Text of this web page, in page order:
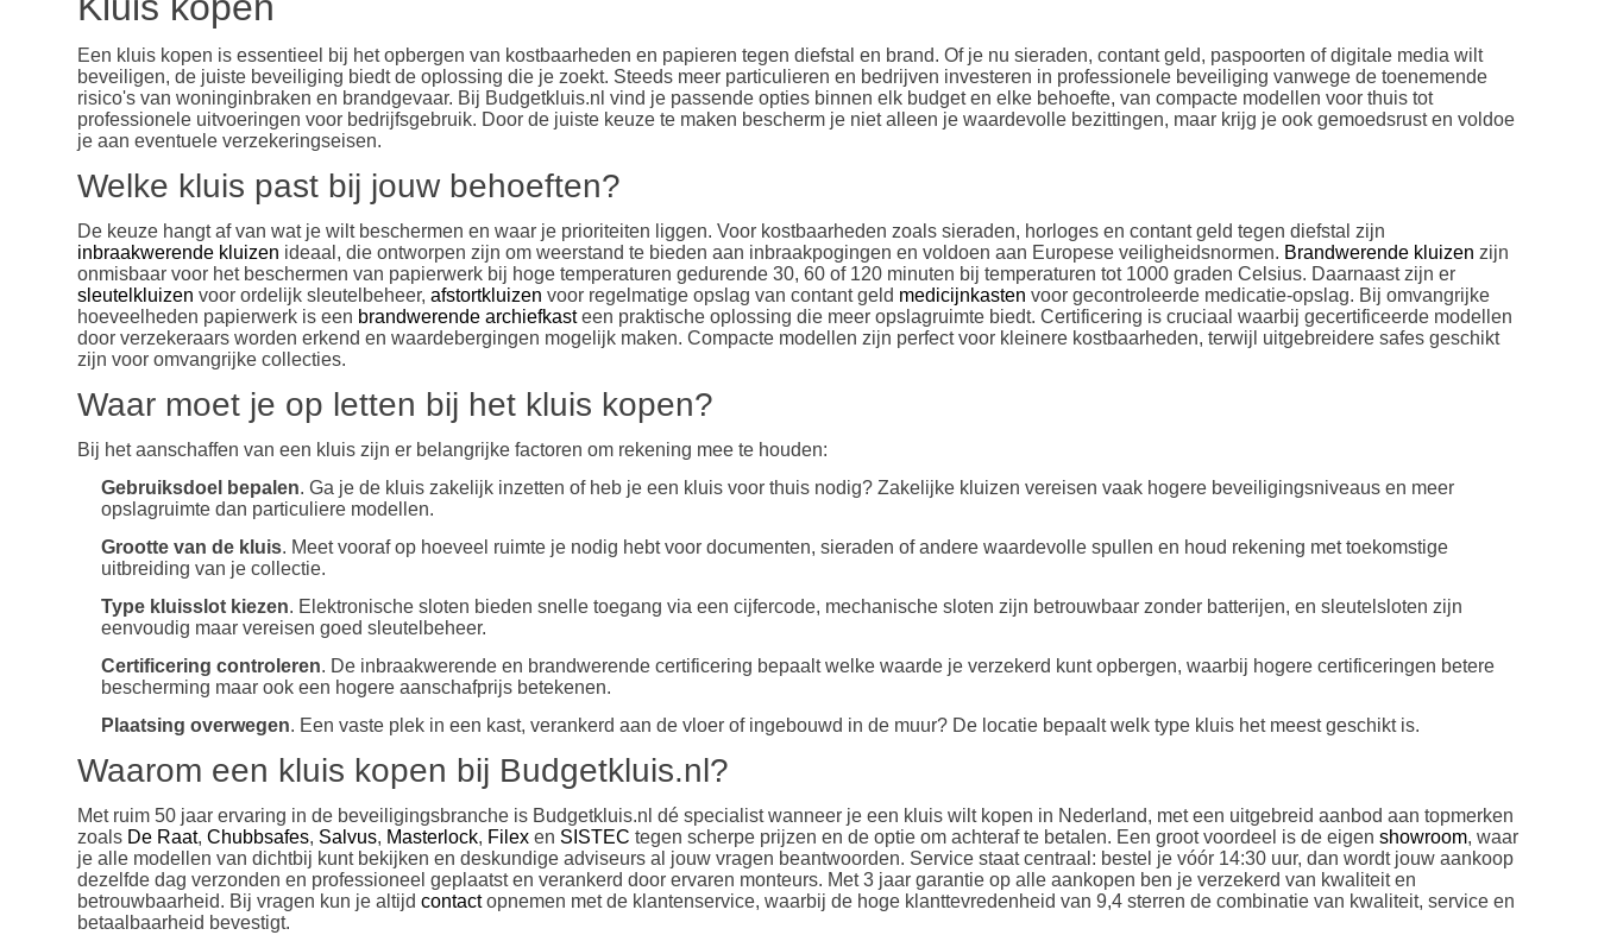
Een kluis kopen is essentieel bij het opbergen van kostbaarheden en papieren tegen diefstal en brand. Of je nu sieraden, contant geld, paspoorten of digitale media wilt
beveiligen, de juiste beveiliging biedt de oplossing die je zoekt. Steeds meer particulieren en bedrijven investeren in professionele beveiliging vanwege de toenemende
risico's van woninginbraken en brandgevaar. Bij Budgetkluis.nl vind je passende opties binnen elk budget en elke behoefte, van compacte modellen voor thuis tot
professionele uitvoeringen voor bedrijfsgebruik. Door de juiste keuze te maken bescherm je niet alleen je waardevolle bezittingen, maar krijg je ook gemoedsrust en voldoe
je aan eventuele verzekeringseisen.
Welke kluis past bij jouw behoeften?
De keuze hangt af van wat je wilt beschermen en waar je prioriteiten liggen. Voor kostbaarheden zoals sieraden, horloges en contant geld tegen diefstal zijn
inbraakwerende kluizen ideaal, die ontworpen zijn om weerstand te bieden aan inbraakpogingen en voldoen aan Europese veiligheidsnormen. Brandwerende kluizen zijn
onmisbaar voor het beschermen van papierwerk bij hoge temperaturen gedurende 30, 60 of 120 minuten bij temperaturen tot 1000 graden Celsius. Daarnaast zijn er
sleutelkluizen voor ordelijk sleutelbeheer, afstortkluizen voor regelmatige opslag van contant geld medicijnkasten voor gecontroleerde medicatie-opslag. Bij omvangrijke
hoeveelheden papierwerk is een brandwerende archiefkasteen praktische oplossing die meer opslagruimte biedt. Certificering is cruciaal waarbij gecertificeerde modellen
door verzekeraars worden erkend en waardebergingen mogelijk maken. Compacte modellen zijn perfect voor kleinere kostbaarheden, terwijl uitgebreidere safes geschikt
zijn voor omvangrijke collecties.
Waar moet je op letten bij het kluis kopen?
Bij het aanschaffen van een kluis zijn er belangrijke factoren om rekening mee te houden:
Gebruiksdoel bepalen. Ga je de kluis zakelijk inzetten of heb je een kluis voor thuis nodig? Zakelijke kluizen vereisen vaak hogere beveiligingsniveaus en meer
opslagruimte dan particuliere modellen.
Grootte van de kluis. Meet vooraf op hoeveel ruimte je nodig hebt voor documenten, sieraden of andere waardevolle spullen en houd rekening met toekomstige
uitbreiding van je collectie.
Type kluisslot kiezen. Elektronische sloten bieden snelle toegang via een cijfercode, mechanische sloten zijn betrouwbaar zonder batterijen, en sleutelsloten zijn
eenvoudig maar vereisen goed sleutelbeheer.
Certificering controleren. De inbraakwerende en brandwerende certificering bepaalt welke waarde je verzekerd kunt opbergen, waarbij hogere certificeringen betere
bescherming maar ook een hogere aanschafprijs betekenen.
Plaatsing overwegen. Een vaste plek in een kast, verankerd aan de vloer of ingebouwd in de muur? De locatie bepaalt welk type kluis het meest geschikt is.
Waarom een kluis kopen bij Budgetkluis.nl?
Met ruim 50 jaar ervaring in de beveiligingsbranche is Budgetkluis.nl dé specialist wanneer je een kluis wilt kopen in Nederland, met een uitgebreid aanbod aan topmerken
zoals De Raat, Chubbsafes, Salvus, Masterlock, Filex en SISTEC tegen scherpe prijzen en de optie om achteraf te betalen. Een groot voordeel is de eigen showroom, waar
je alle modellen van dichtbij kunt bekijken en deskundige adviseurs al jouw vragen beantwoorden. Service staat centraal: bestel je vóór 14:30 uur, dan wordt jouw aankoop
dezelfde dag verzonden en professioneel geplaatst en verankerd door ervaren monteurs. Met 3 jaar garantie op alle aankopen ben je verzekerd van kwaliteit en
betrouwbaarheid. Bij vragen kun je altijd contactopnemen met de klantenservice, waarbij de hoge klanttevredenheid van 9,4 sterren de combinatie van kwaliteit, service en
betaalbaarheid bevestigt.